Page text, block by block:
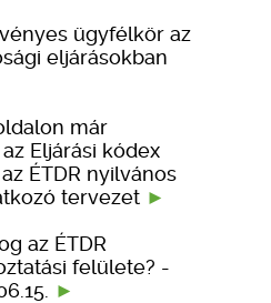
ügyfélkör az
eljárásokban
már
Eljárási kódex
ÉTDR nyilvános
tervezet
az ÉTDR
felülete? -